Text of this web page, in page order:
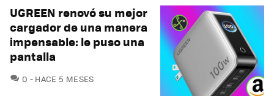
UGREEN renovó su mejor
cargador de una manera
impensable: le puso una
pantalla
0 COMENTARIOS
HACE 5 MESES